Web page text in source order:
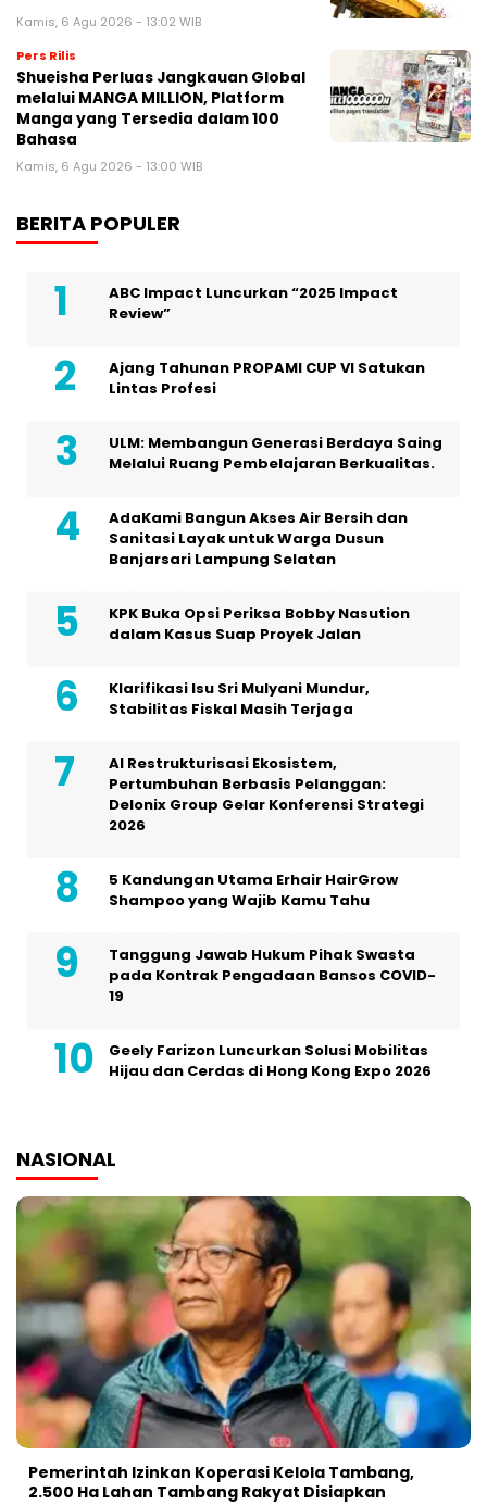
Kamis, 6 Agu 2026 - 13:02 WIB
Pers Rilis
Shueisha Perluas Jangkauan Global
melalui MANGA MILLION, Platform
Manga yang Tersedia dalam 100
Bahasa
Kamis, 6 Agu 2026 - 13:00 WIB
BERITA POPULER
ABC Impact Luncurkan “2025 Impact
Review”
Ajang Tahunan PROPAMI CUP VI Satukan
Lintas Profesi
ULM: Membangun Generasi Berdaya Saing
Melalui Ruang Pembelajaran Berkualitas.
AdaKami Bangun Akses Air Bersih dan
Sanitasi Layak untuk Warga Dusun
Banjarsari Lampung Selatan
KPK Buka Opsi Periksa Bobby Nasution
dalam Kasus Suap Proyek Jalan
Klarifikasi Isu Sri Mulyani Mundur,
Stabilitas Fiskal Masih Terjaga
AI Restrukturisasi Ekosistem,
Pertumbuhan Berbasis Pelanggan:
Delonix Group Gelar Konferensi Strategi
2026
5 Kandungan Utama Erhair HairGrow
Shampoo yang Wajib Kamu Tahu
Tanggung Jawab Hukum Pihak Swasta
pada Kontrak Pengadaan Bansos COVID-
19
Geely Farizon Luncurkan Solusi Mobilitas
Hijau dan Cerdas di Hong Kong Expo 2026
NASIONAL
Pemerintah Izinkan Koperasi Kelola Tambang,
2.500 Ha Lahan Tambang Rakyat Disiapkan